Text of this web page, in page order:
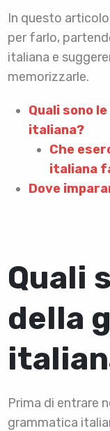
In questo
per farlo,
italiana e
memorizzarle.
Quali sono
italiana?
Che
italiana
Dove
Quali
della
Prima di entrare
grammatica